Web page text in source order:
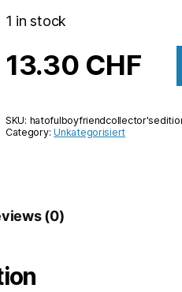
1 in stock
13.30 CHF
SKU:
Category:Unkategorisiert
(0)